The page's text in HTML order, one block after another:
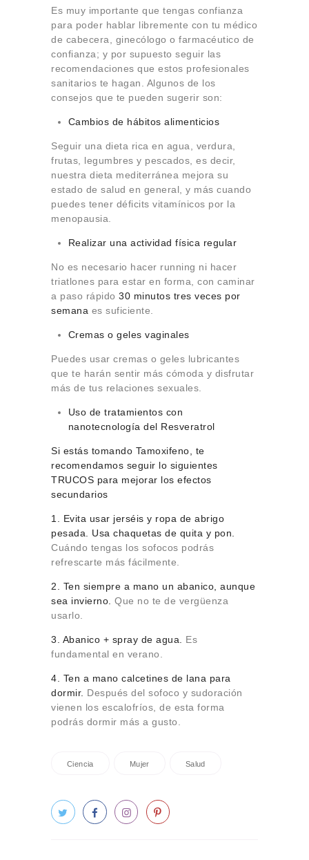
Es muy importante que tengas confianza
para poder hablar libremente con tu médico
de cabecera, ginecólogo o farmacéutico de
confianza; y por supuesto seguir las
recomendaciones que estos profesionales
sanitarios te hagan. Algunos de los
consejos que te pueden sugerir son:
Cambios de hábitos alimenticios
Seguir una dieta rica en agua, verdura,
frutas, legumbres y pescados, es decir,
nuestra dieta mediterránea mejora su
estado de salud en general, y más cuando
puedes tener déficits vitamínicos por la
menopausia.
Realizar una actividad física regular
No es necesario hacer running ni hacer
triatlones para estar en forma, con caminar
a paso rápido 30 minutos tres veces por
semana es suficiente.
Cremas o geles vaginales
Puedes usar cremas o geles lubricantes
que te harán sentir más cómoda y disfrutar
más de tus relaciones sexuales.
Uso de tratamientos con
nanotecnología del Resveratrol
Si estás tomando Tamoxifeno, te
recomendamos seguir lo siguientes
TRUCOS para mejorar los efectos
secundarios
1. Evita usar jerséis y ropa de abrigo
pesada. Usa chaquetas de quita y pon.
Cuándo tengas los sofocos podrás
refrescarte más fácilmente.
2. Ten siempre a mano un abanico, aunque
sea invierno. Que no te de vergüenza
usarlo.
3. Abanico + spray de agua. Es
fundamental en verano.
4. Ten a mano calcetines de lana para
dormir. Después del sofoco y sudoración
vienen los escalofríos, de esta forma
podrás dormir más a gusto.
Ciencia Mujer Salud